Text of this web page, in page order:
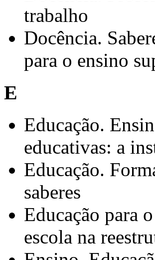
trabalho
Docência.
para o ensino
E
Educação.
educativas: a
Educação.
saberes
Educação para
escola na